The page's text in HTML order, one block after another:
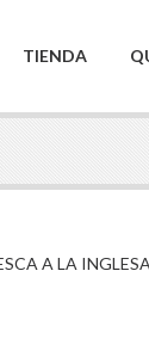
TIENDA
A LA